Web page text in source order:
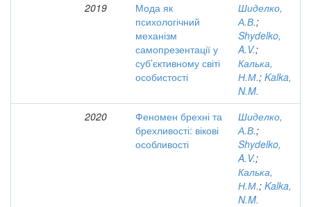
2019
Мода як
психологічний
механізм
самопрезентації у
суб’єктивному світі
особистості
Шиделко,
А.В.;
Shydelko,
A.V.;
Калька,
Н.М.; Kalka,
N.M.
2020
Феномен брехні та
брехливості: вікові
особливості
Шиделко,
А.В.;
Shydelko,
A.V.;
Калька,
Н.М.; Kalka,
N.M.